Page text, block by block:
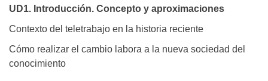
UD1. Introducción. Concepto y aproximaciones
Contexto del teletrabajo en la historia reciente
Cómo realizar el cambio labora a la nueva sociedad del
conocimiento